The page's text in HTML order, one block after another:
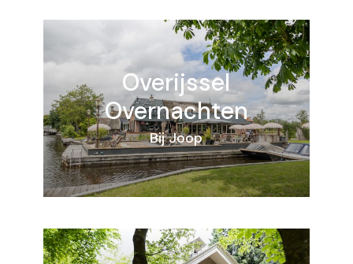
Overijssel
Overnachten
Bij Joop